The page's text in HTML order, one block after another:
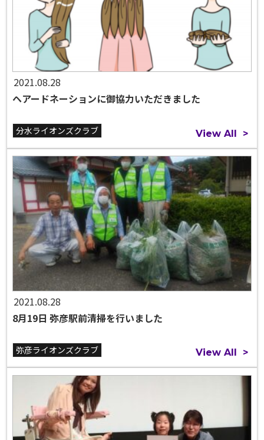
2021.08.28
ヘアードネーションに御協力いただきました
分水ライオンズクラブ View All >
2021.08.28
8月19日 弥彦駅前清掃を行いました
弥彦ライオンズクラブ View All >